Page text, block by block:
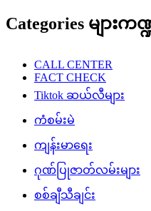
Categories မျာ
CALL CENTER
FACT CHECK
Tiktok ဆယ်လီများ
ကံစမ်းမဲ
ကျန်းမာရေး
ဂုဏ်ပြုဇာတ်လမ်းများ
စစ်ချီသီချင်း